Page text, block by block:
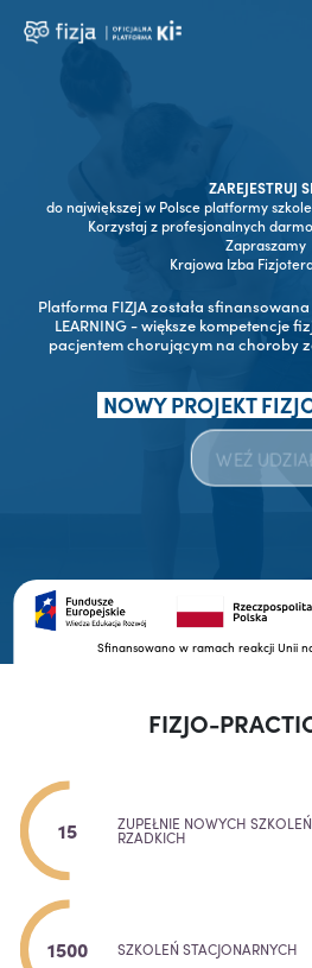
Sfinansowano w ramach reakcji Unii
ZAREJESTRUJ
do największej w Polsce platformy
Korzystaj z profesjonalnych
Zapraszamy
Krajowa Izba
Platforma FIZJA została
LEARNING - większe kompetencje
pacjentem chorującym na choroby
NOWY PROJEKT
WEŹ UDZIAŁ
FIZJO-
15 ZUPEŁNIE NOWYCH
RZADKICH
1500 SZKOLEŃ STACJONARNYCH